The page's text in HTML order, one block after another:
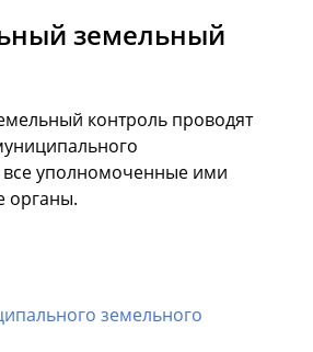
земельный
контроль проводят
уполномоченные ими
органы.
земельного